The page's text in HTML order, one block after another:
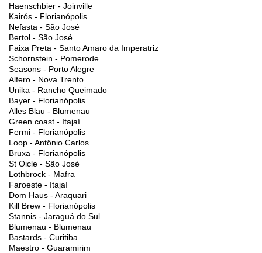
Haenschbier - Joinville
Kairós - Florianópolis
Nefasta - São José
Bertol - São José
Faixa Preta - Santo Amaro da Imperatriz
Schornstein - Pomerode
Seasons - Porto Alegre
Alfero - Nova Trento
Unika - Rancho Queimado
Bayer - Florianópolis
Alles Blau - Blumenau
Green coast - Itajaí
Fermi - Florianópolis
Loop - Antônio Carlos
Bruxa - Florianópolis
St Oicle - São José
Lothbrock - Mafra
Faroeste - Itajaí
Dom Haus - Araquari
Kill Brew - Florianópolis
Stannis - Jaraguá do Sul
Blumenau - Blumenau
Bastards - Curitiba
Maestro - Guaramirim